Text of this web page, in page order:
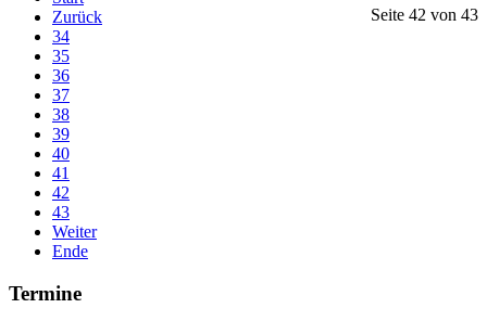
Seite 42 von 43
Zurück
34
35
36
37
38
39
40
41
42
43
Weiter
Ende
Termine